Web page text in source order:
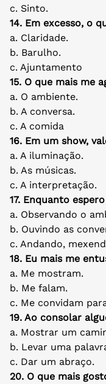
c. Sinto.
14. Em excesso, o
a. Claridade.
b. Barulho.
c. Ajuntamento
15. O que mais me
a. O ambiente.
b. A conversa.
c. A comida
16. Em um show,
a. A iluminação.
b. As músicas.
c. A interpretação.
17. Enquanto
a. Observando o
b. Ouvindo as
c. Andando,
18. Eu mais me
a. Me mostram.
b. Me falam.
c. Me convidam
19. Ao consolar
a. Mostrar um
b. Levar uma
c. Dar um abraço.
20. O que mais